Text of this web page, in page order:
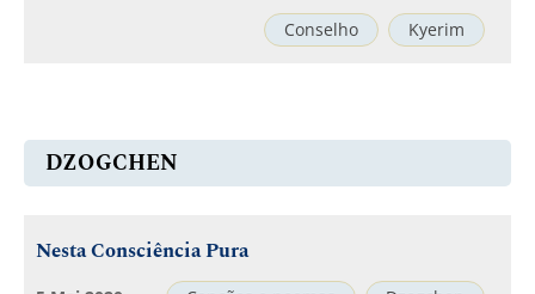
Conselho Kyerim
DZOGCHEN
Nesta Consciência Pura